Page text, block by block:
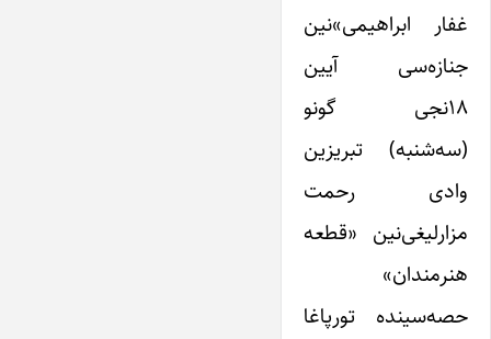
غفار ابراهیمی»نین
جنازه‌سی آیین
۱۸نجی گونو
(سه‌شنبه) تبریزین
وادی رحمت
مزارلیغی‌نین «قطعه
هنرمندان»
حصه‌سینده تورپاغا